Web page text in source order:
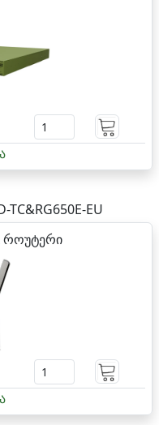
TC&RG650E-EU
როუტერი